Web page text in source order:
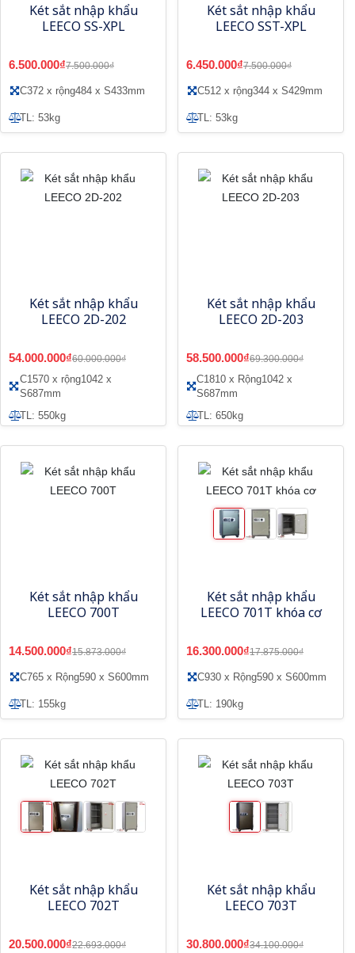
Két sắt nhập khẩu
LEECO SS-XPL
6.500.000₫7.500.000₫
C372 x rộng484 x S433mm
TL: 53kg
Két sắt nhập khẩu
LEECO SST-XPL
6.450.000₫7.500.000₫
C512 x rộng344 x S429mm
TL: 53kg
Két sắt nhập khẩu
LEECO 2D-202
54.000.000₫60.000.000₫
C1570 x rộng1042 x
S687mm
TL: 550kg
Két sắt nhập khẩu
LEECO 2D-203
58.500.000₫69.300.000₫
C1810 x Rộng1042 x
S687mm
TL: 650kg
Két sắt nhập khẩu
LEECO 700T
14.500.000₫15.873.000₫
C765 x Rộng590 x S600mm
TL: 155kg
Két sắt nhập khẩu
LEECO 701T khóa cơ
16.300.000₫17.875.000₫
C930 x Rộng590 x S600mm
TL: 190kg
Két sắt nhập khẩu
LEECO 702T
20.500.000₫22.693.000₫
Két sắt nhập khẩu
LEECO 703T
30.800.000₫34.100.000₫